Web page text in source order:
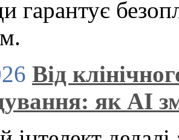
гарантує
Від
як AI